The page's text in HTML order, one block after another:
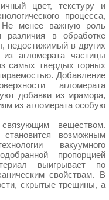
цвет, текстуру и
процесса,
Не менее важную роль
в обработке
недостижимый в других
агломерата частицы
самых твердых горных
Добавление
агломерата
добавки из мрамора,
из агломерата особую
веществом.
возможным
вакуумного
пропорцией
выигрывает по
свойствам. В
скрытые трещины, а